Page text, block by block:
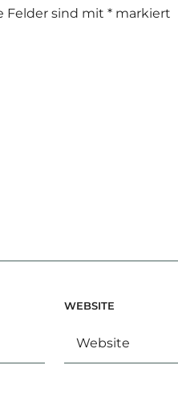
Felder sind mit* markiert
WEBSITE